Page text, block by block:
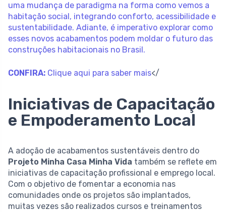
uma mudança de paradigma na forma como vemos a
habitação social, integrando conforto, acessibilidade e
sustentabilidade. Adiante, é imperativo explorar como
esses novos acabamentos podem moldar o futuro das
construções habitacionais no Brasil.
CONFIRA: Clique aqui para saber mais</
Iniciativas de Capacitação
e Empoderamento Local
A adoção de acabamentos sustentáveis dentro do
Projeto Minha Casa Minha Vida também se reflete em
iniciativas de capacitação profissional e emprego local.
Com o objetivo de fomentar a economia nas
comunidades onde os projetos são implantados,
muitas vezes são realizados cursos e treinamentos